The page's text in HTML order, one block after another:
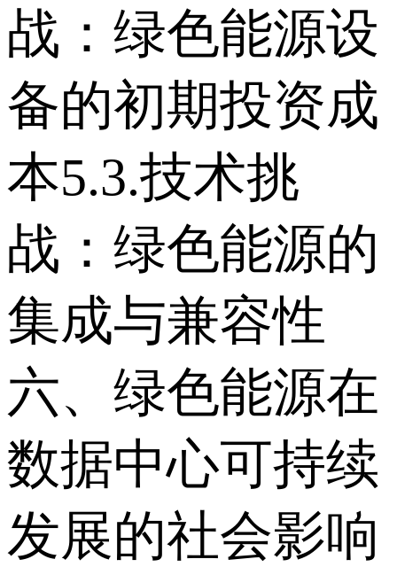
战：绿色能源设
备的初期投资成
本 5.3.技术挑
战：绿色能源的
集成与兼容性
六、绿色能源在
数据中心可持续
发展的社会影响